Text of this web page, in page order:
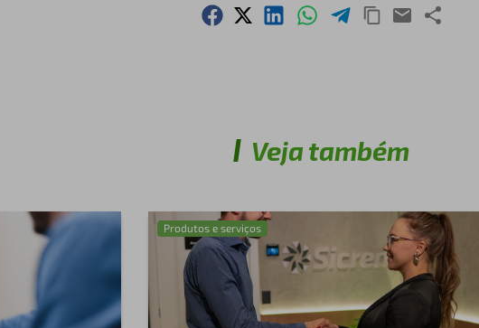
Veja também
Produtos e serviços